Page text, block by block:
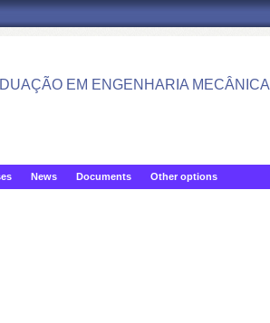
EM ENGENHARIA MECÂNICA
News Documents Other options